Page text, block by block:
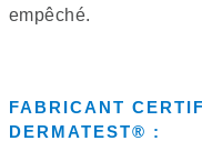
empêché.
FABRICANT
DERMATEST® :